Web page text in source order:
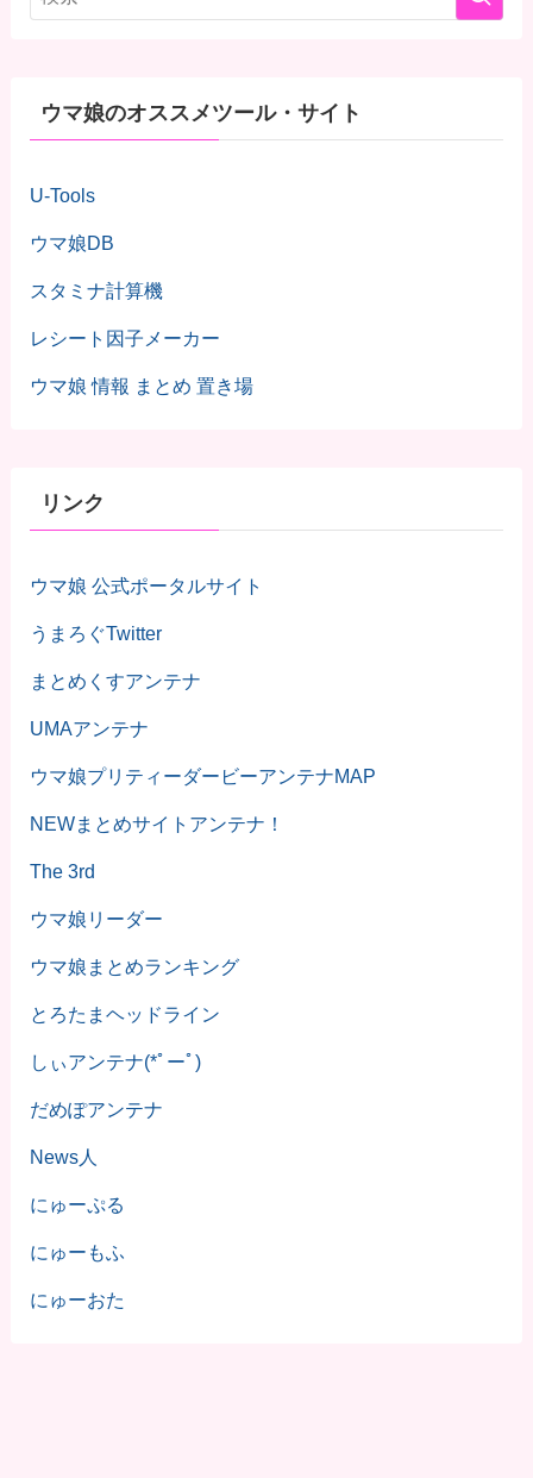
ウマ娘のオススメツール・サイト
U-Tools
ウマ娘DB
スタミナ計算機
レシート因子メーカー
ウマ娘 情報 まとめ 置き場
リンク
ウマ娘 公式ポータルサイト
うまろぐTwitter
まとめくすアンテナ
UMAアンテナ
ウマ娘プリティーダービーアンテナMAP
NEWまとめサイトアンテナ！
The 3rd
ウマ娘リーダー
ウマ娘まとめランキング
とろたまヘッドライン
しぃアンテナ(*ﾟーﾟ)
だめぽアンテナ
News人
にゅーぷる
にゅーもふ
にゅーおた